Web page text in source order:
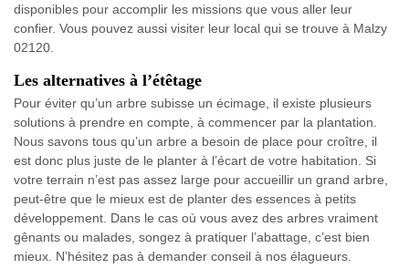
disponibles pour accomplir les missions que vous aller leur
confier. Vous pouvez aussi visiter leur local qui se trouve à Malzy
02120.
Les alternatives à l’étêtage
Pour éviter qu’un arbre subisse un écimage, il existe plusieurs
solutions à prendre en compte, à commencer par la plantation.
Nous savons tous qu’un arbre a besoin de place pour croître, il
est donc plus juste de le planter à l’écart de votre habitation. Si
votre terrain n’est pas assez large pour accueillir un grand arbre,
peut-être que le mieux est de planter des essences à petits
développement. Dans le cas où vous avez des arbres vraiment
gênants ou malades, songez à pratiquer l’abattage, c’est bien
mieux. N’hésitez pas à demander conseil à nos élagueurs.